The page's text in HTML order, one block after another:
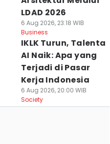
LDAD 2026
6 Aug 2026, 23:18 WIB
Business
IKLK Turun, Talenta
AI Naik: Apa yang
Terjadi di Pasar
Kerja Indonesia
6 Aug 2026, 20:00 WIB
Society